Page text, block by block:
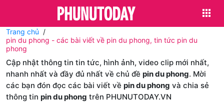
Trang chủ
pin du phong - các bài viết về pin du phong, tin tức pin du
phong
Cập nhật thông tin tin tức, hình ảnh, video clip mới nhất,
nhanh nhất và đầy đủ nhất về chủ đề pin du phong. Mời
các bạn đón đọc các bài viết về pin du phong và chia sẻ
thông tin pin du phong trên PHUNUTODAY.VN